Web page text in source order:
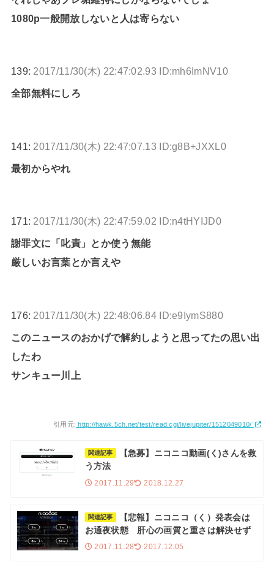
1080p一般開放しないと人は寄らない
139: 2017/11/30(木) 22:47:02.93 ID:mh6ImNV10
全部無料にしろ
141: 2017/11/30(木) 22:47:07.13 ID:g8B+JXXL0
最初からやれ
171: 2017/11/30(木) 22:47:59.02 ID:n4tHYIJD0
謝罪文に「叱責」とか使う無能
厳しいお言葉とか言えや
176: 2017/11/30(木) 22:48:06.84 ID:e9IymS880
このニュースのおかげで解約しようと思ってたの思い出
したわ
サンキュー川上
引用元: http://hawk.5ch.net/test/read.cgi/livejupiter/1512049010/
関連記事
【急募】ニコニコ動画(く)さんを救
う方法
2017.11.29 2018.12.27
関連記事
【悲報】ニコニコ（く）発表会は
お通夜状態 肝心の画質と重さは解決せず
2017.11.28 2017.12.05